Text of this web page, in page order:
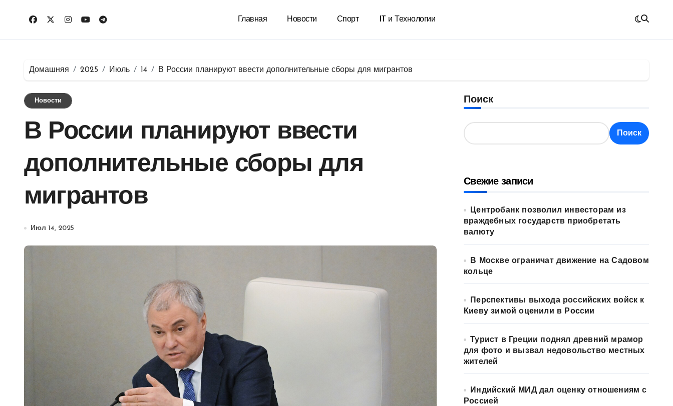
Главная Новости Спорт IT и Технологии
Домашняя 2025 Июль 14 В России планируют ввести дополнительные сборы для мигрантов
Новости
В России планируют ввести
дополнительные сборы для
мигрантов
Июл 14, 2025
Поиск
Поиск
Свежие записи
Центробанк позволил инвесторам из
враждебных государств приобретать
валюту
В Москве ограничат движение на Садовом
кольце
Перспективы выхода российских войск к
Киеву зимой оценили в России
Турист в Греции поднял древний мрамор
для фото и вызвал недовольство местных
жителей
Индийский МИД дал оценку отношениям с
Россией